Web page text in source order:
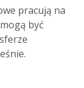
pracują na
być